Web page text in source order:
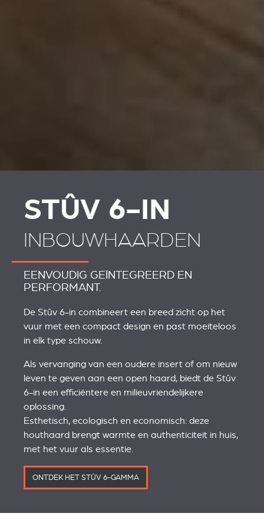
STÛV 6-IN
INBOUWHAARDEN
EENVOUDIG GEÏNTEGREERD EN
PERFORMANT.
De Stûv 6-in combineert een breed zicht op het
vuur met een compact design en past moeiteloos
in elk type schouw.
Als vervanging van een oudere insert of om nieuw
leven te geven aan een open haard, biedt de Stûv
6-in een efficiëntere en milieuvriendelijkere
oplossing.
Esthetisch, ecologisch en economisch: deze
houthaard brengt warmte en authenticiteit in huis,
met het vuur als essentie.
ONTDEK HET STÛV 6-GAMMA